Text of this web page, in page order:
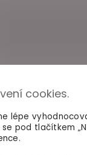
cookies.
lépe
se pod tlačítkem
do 2. dne